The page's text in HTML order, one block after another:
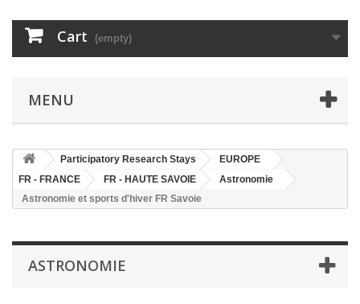
Cart (empty)
MENU
Participatory Research Stays
EUROPE
FR - FRANCE
FR - HAUTE SAVOIE
Astronomie
Astronomie et sports d'hiver FR Savoie
ASTRONOMIE